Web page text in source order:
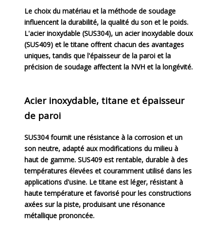
Le choix du matériau et la méthode de soudage
influencent la durabilité, la qualité du son et le poids.
L'acier inoxydable (SUS304), un acier inoxydable doux
(SUS409) et le titane offrent chacun des avantages
uniques, tandis que l'épaisseur de la paroi et la
précision de soudage affectent la NVH et la longévité.
Acier inoxydable, titane et épaisseur
de paroi
SUS304 fournit une résistance à la corrosion et un
son neutre, adapté aux modifications du milieu à
haut de gamme. SUS409 est rentable, durable à des
températures élevées et couramment utilisé dans les
applications d'usine. Le titane est léger, résistant à
haute température et favorisé pour les constructions
axées sur la piste, produisant une résonance
métallique prononcée.